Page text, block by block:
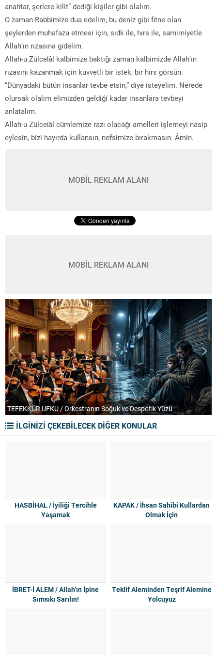
anahtar, şerlere kilit” dediği kişiler gibi olalım.
O zaman Rabbimize dua edelim, bu deniz gibi fitne olan
şeylerden muhafaza etmesi için, sıdk ile, hırs ile, samimiyetle
Allah’ın rızasına gidelim.
Allah-u Zülcelâl kalbimize baktığı zaman kalbimizde Allah’ın
rızasını kazanmak için kuvvetli bir istek, bir hırs görsün.
“Dünyadaki bütün insanlar tevbe etsin,” diye isteyelim. Nerede
olursak olalım elimizden geldiği kadar insanlara tevbeyi
anlatalım.
Allah-u Zülcelâl cümlemize razı olacağı amelleri işlemeyi nasip
eylesin, bizi hayırda kullansın, nefsimize bırakmasın. Âmin.
MOBİL REKLAM ALANI
MOBİL REKLAM ALANI
TEFEKKÜR UFKU / Orkestranın Soğuk ve Despotik Yüzü
İLGİNİZİ ÇEKEBİLECEK DİĞER KONULAR
HASBİHAL / İyiliği Tercihle
Yaşamak
KAPAK / İhsan Sahibi Kullardan
Olmak İçin
İBRET-İ ALEM / Allah’ın İpine
Sımsıkı Sarılın!
Teklif Aleminden Teşrif Alemine
Yolcuyuz